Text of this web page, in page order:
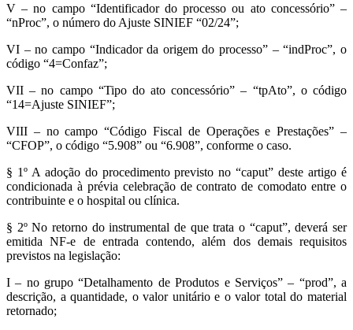
V – no campo “Identificador do processo ou ato concessório” –
“nProc”, o número do Ajuste SINIEF “02/24”;
VI – no campo “Indicador da origem do processo” – “indProc”, o
código “4=Confaz”;
VII – no campo “Tipo do ato concessório” – “tpAto”, o código
“14=Ajuste SINIEF”;
VIII – no campo “Código Fiscal de Operações e Prestações” –
“CFOP”, o código “5.908” ou “6.908”, conforme o caso.
§ 1º A adoção do procedimento previsto no “caput” deste artigo é
condicionada à prévia celebração de contrato de comodato entre o
contribuinte e o hospital ou clínica.
§ 2º No retorno do instrumental de que trata o “caput”, deverá ser
emitida NF-e de entrada contendo, além dos demais requisitos
previstos na legislação:
I – no grupo “Detalhamento de Produtos e Serviços” – “prod”, a
descrição, a quantidade, o valor unitário e o valor total do material
retornado;